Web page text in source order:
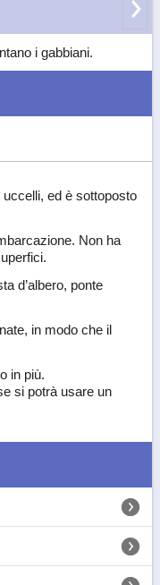
i gabbiani.
ed è sottoposto
Non ha
d’albero, ponte
in modo che il
in più.
si potrà usare un